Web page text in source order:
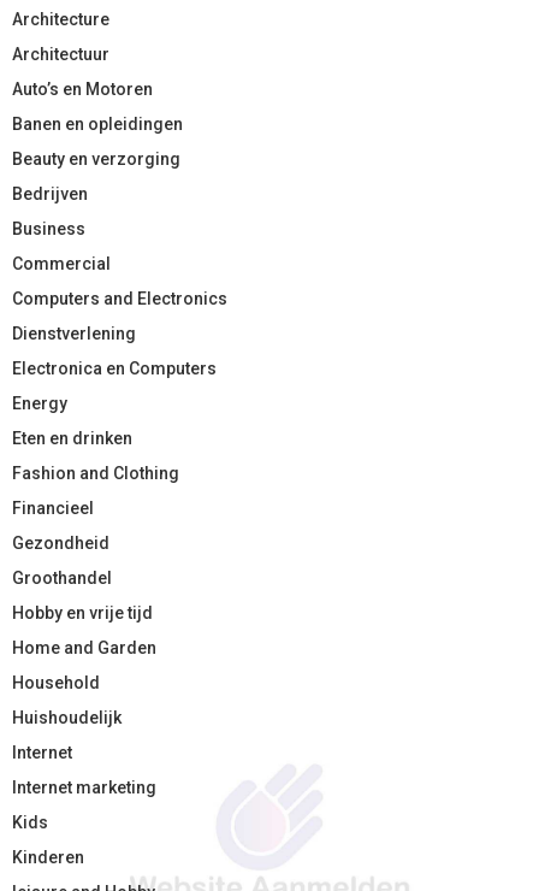
Architecture
Architectuur
Auto’s en Motoren
Banen en opleidingen
Beauty en verzorging
Bedrijven
Business
Commercial
Computers and Electronics
Dienstverlening
Electronica en Computers
Energy
Eten en drinken
Fashion and Clothing
Financieel
Gezondheid
Groothandel
Hobby en vrije tijd
Home and Garden
Household
Huishoudelijk
Internet
Internet marketing
Kids
Kinderen